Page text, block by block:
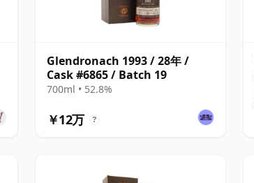
Glendronach 1993 / 28年 /
Cask #6865 / Batch 19
700ml • 52.8%
￥12万 ?